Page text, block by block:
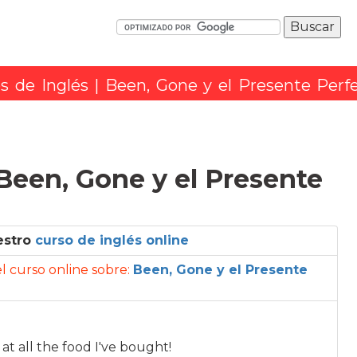
de Inglés | Been, Gone y el Presente
Gone y el Presente
curso de inglés online
curso online sobre: Been, Gone y el Presente
all the food I've bought!